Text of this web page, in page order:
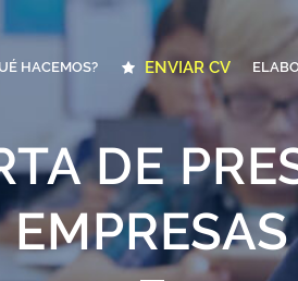
HACEMOS? ENVIAR CV
DE
EMPRESAS